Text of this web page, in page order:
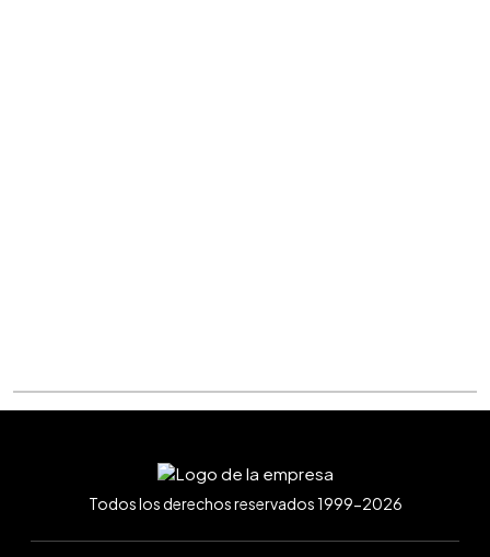
Todos los derechos reservados 1999-2026